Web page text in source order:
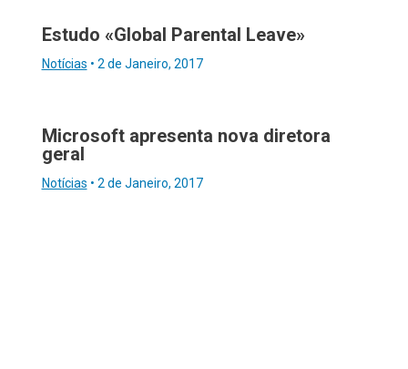
Estudo «Global Parental Leave»
Notícias • 2 de Janeiro, 2017
Microsoft apresenta nova diretora
geral
Notícias • 2 de Janeiro, 2017